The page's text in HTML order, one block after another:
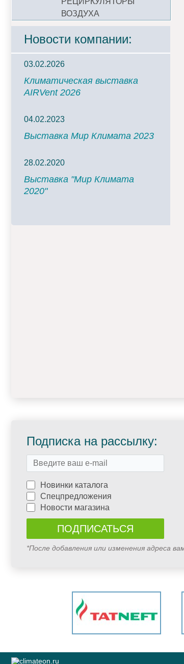
ВОЗДУХА
Новости компании:
03.02.2026
Климатическая выставка
AIRVent 2026
04.02.2023
Выставка Мир Климата 2023
28.02.2020
Выставка "Мир Климата
2020"
Подписка на рассылку:
Новинки каталога
Спецпредложения
Новости магазина
*После добавления или изменения адреса